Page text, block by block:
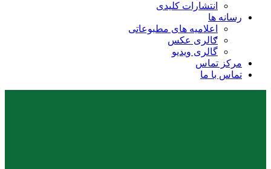
انتشارات کلیدی
رسانه ها
اعلامیه های مطبوعاتی
ګالری عکس
گالری ویدیو
مرکز تماس
تماس با ما